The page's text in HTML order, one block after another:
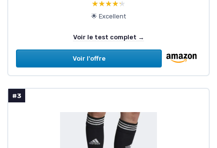
★★★★★
★★★★★
🌟 Excellent
Voir le test complet →
Voir l'offre
#3